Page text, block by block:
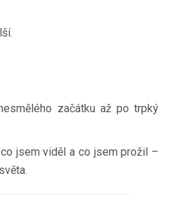
začátku až po trpký
jsem viděl a co jsem prožil –